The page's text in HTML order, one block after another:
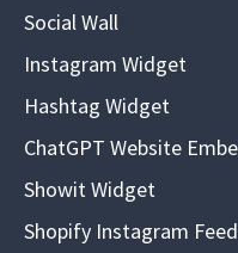
Social Wall
Instagram Widget
Hashtag Widget
ChatGPT Website
Showit Widget
Shopify Instagram Feed